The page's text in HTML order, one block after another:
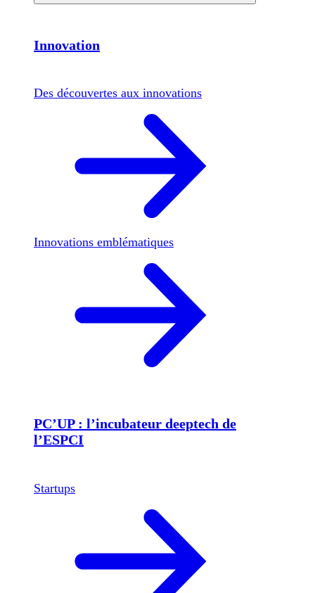
Innovation
Des découvertes aux innovations
Innovations emblématiques
PC’UP : l’incubateur deeptech de
l’ESPCI
Startups